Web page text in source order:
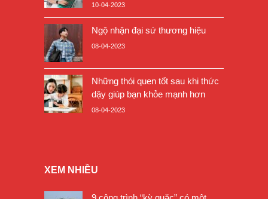
10-04-2023
Ngộ nhận đại sứ thương hiệu
08-04-2023
Những thói quen tốt sau khi thức
dậy giúp bạn khỏe mạnh hơn
08-04-2023
XEM NHIỀU